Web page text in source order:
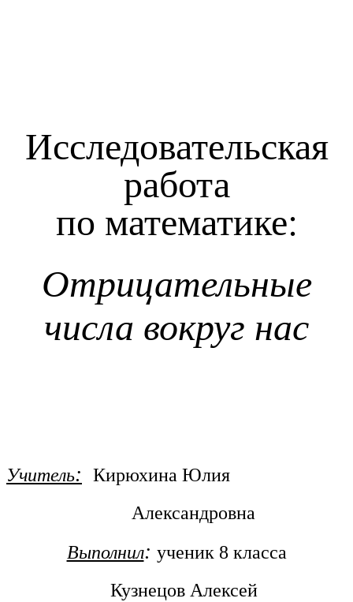
Исследовательская
работа
по математике:
Отрицательные
числа вокруг нас
Учитель:
Кирюхина Юлия
Александровна
Выполнил: ученик 8 класса
Кузнецов Алексей